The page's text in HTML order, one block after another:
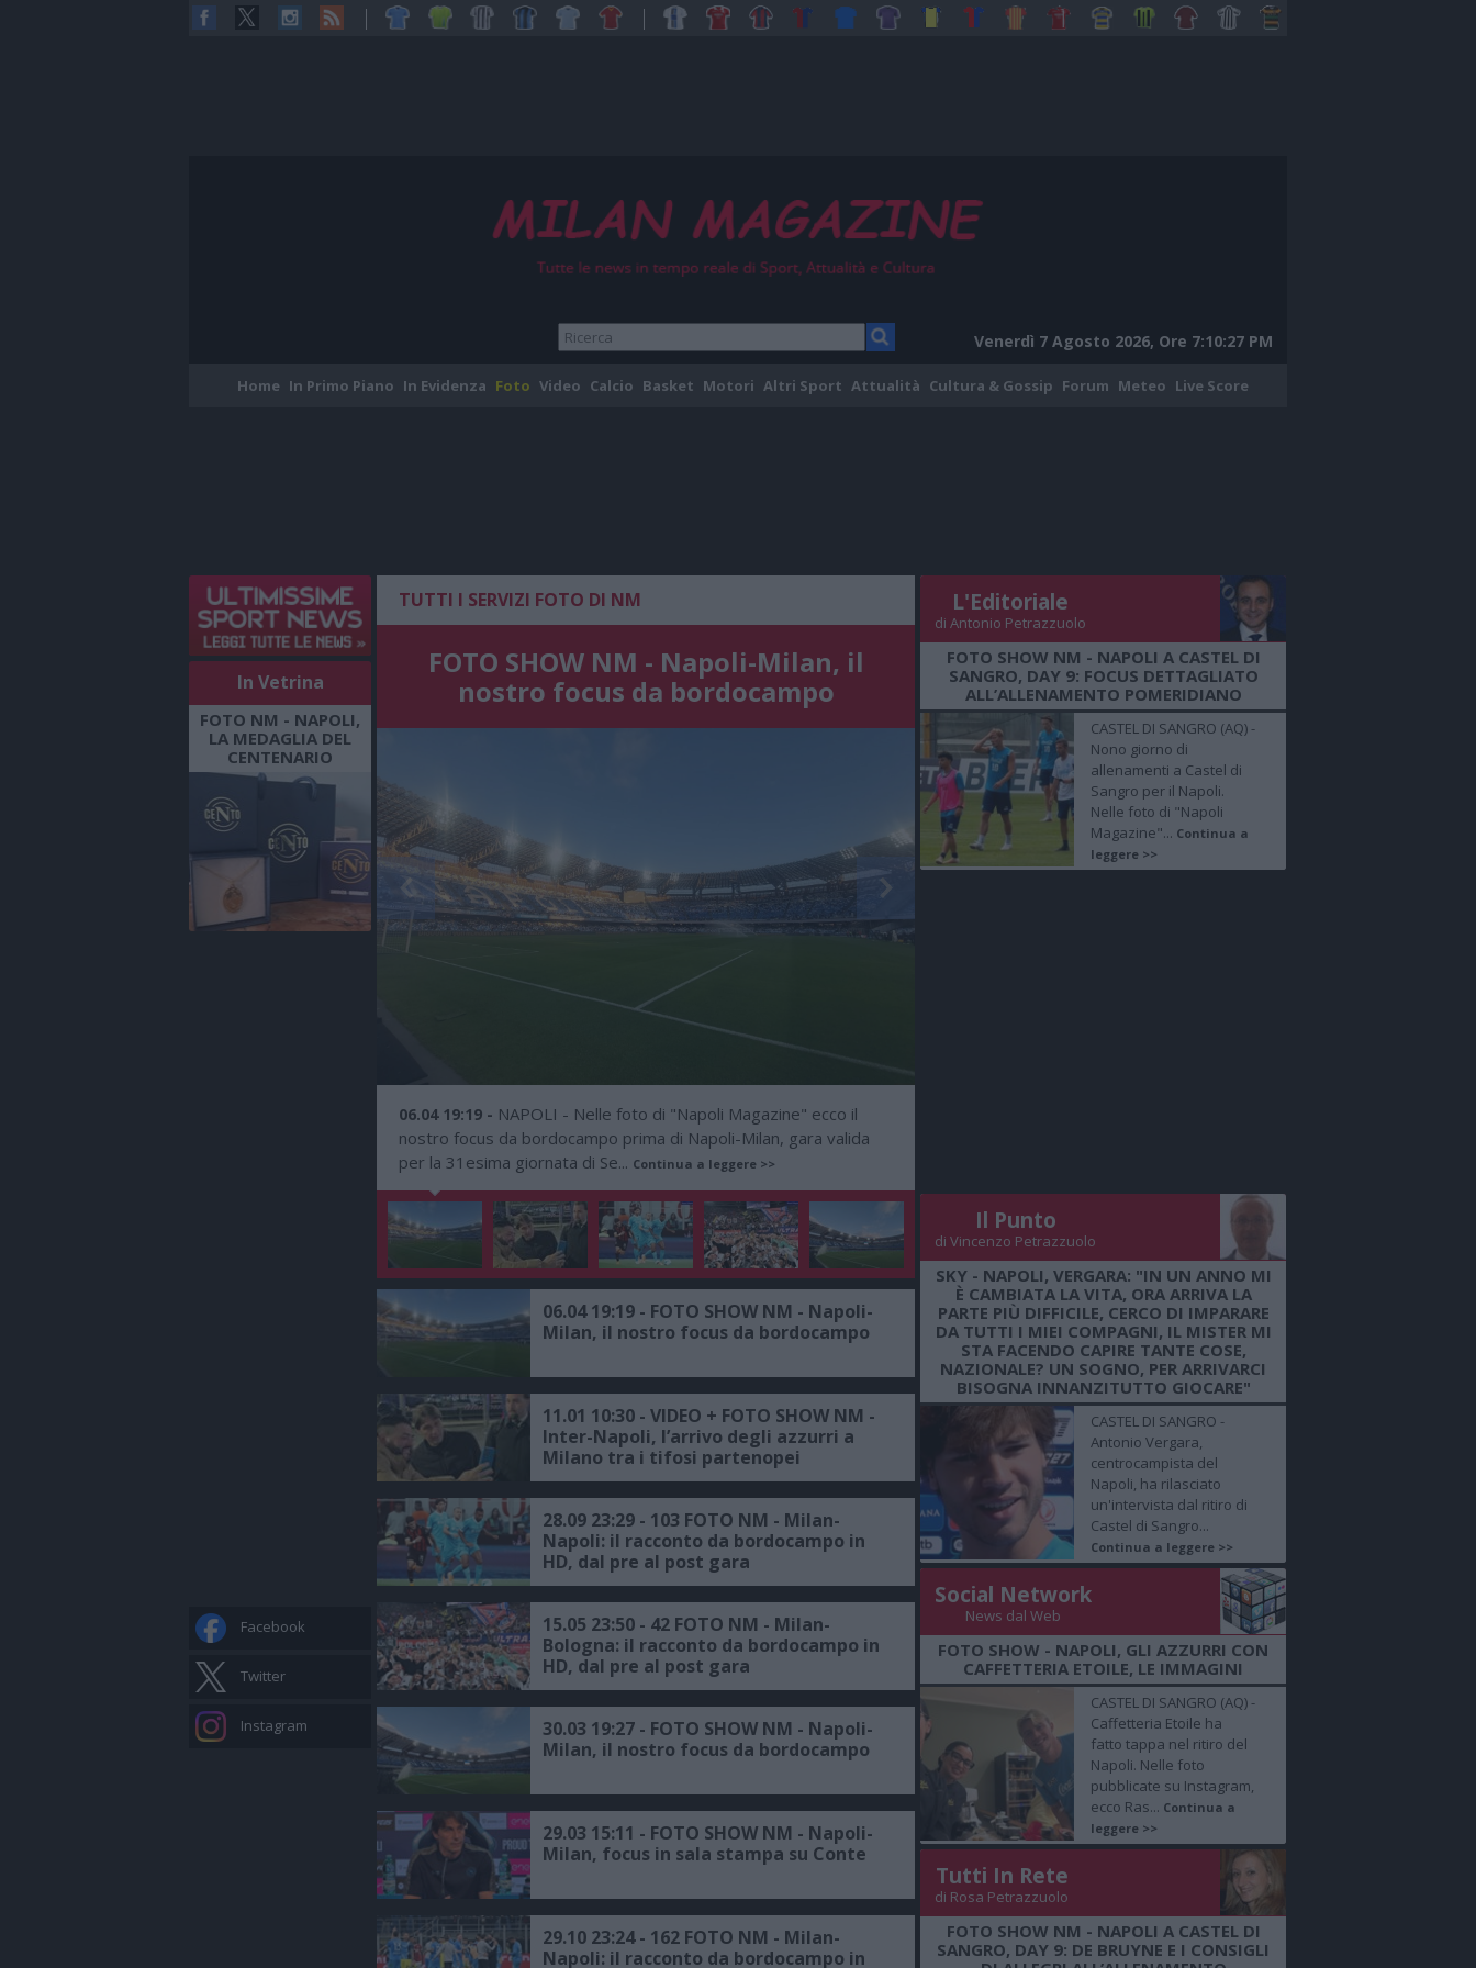
Venerdì 7 Agosto 2026, Ore 7:10:28 PM
Home In Primo Piano In Evidenza Foto Video Calcio Basket Motori Altri Sport Attualità Cultura & Gossip Forum Meteo Live Score
In Vetrina
FOTO NM - NAPOLI,
LA MEDAGLIA DEL
CENTENARIO
Facebook
Twitter
Instagram
TUTTI I SERVIZI FOTO DI NM
FOTO SHOW NM - Napoli-Milan, il
nostro focus da bordocampo
06.04 19:19 - NAPOLI - Nelle foto di "Napoli Magazine" ecco il
nostro focus da bordocampo prima di Napoli-Milan, gara valida
per la 31esima giornata di Se... Continua a leggere >>
06.04 19:19 - FOTO SHOW NM - Napoli-
Milan, il nostro focus da bordocampo
11.01 10:30 - VIDEO + FOTO SHOW NM -
Inter-Napoli, l’arrivo degli azzurri a
Milano tra i tifosi partenopei
28.09 23:29 - 103 FOTO NM - Milan-
Napoli: il racconto da bordocampo in
HD, dal pre al post gara
15.05 23:50 - 42 FOTO NM - Milan-
Bologna: il racconto da bordocampo in
HD, dal pre al post gara
30.03 19:27 - FOTO SHOW NM - Napoli-
Milan, il nostro focus da bordocampo
29.03 15:11 - FOTO SHOW NM - Napoli-
Milan, focus in sala stampa su Conte
29.10 23:24 - 162 FOTO NM - Milan-
Napoli: il racconto da bordocampo in
L'Editoriale
di Antonio Petrazzuolo
FOTO SHOW NM - NAPOLI A CASTEL DI
SANGRO, DAY 9: FOCUS DETTAGLIATO
ALL’ALLENAMENTO POMERIDIANO
CASTEL DI SANGRO (AQ) -
Nono giorno di
allenamenti a Castel di
Sangro per il Napoli.
Nelle foto di "Napoli
Magazine"... Continua a
leggere >>
Il Punto
di Vincenzo Petrazzuolo
SKY - NAPOLI, VERGARA: "IN UN ANNO MI
È CAMBIATA LA VITA, ORA ARRIVA LA
PARTE PIÙ DIFFICILE, CERCO DI IMPARARE
DA TUTTI I MIEI COMPAGNI, IL MISTER MI
STA FACENDO CAPIRE TANTE COSE,
NAZIONALE? UN SOGNO, PER ARRIVARCI
BISOGNA INNANZITUTTO GIOCARE"
CASTEL DI SANGRO -
Antonio Vergara,
centrocampista del
Napoli, ha rilasciato
un'intervista dal ritiro di
Castel di Sangro...
Continua a leggere >>
Social Network
News dal Web
FOTO SHOW - NAPOLI, GLI AZZURRI CON
CAFFETTERIA ETOILE, LE IMMAGINI
CASTEL DI SANGRO (AQ) -
Caffetteria Etoile ha
fatto tappa nel ritiro del
Napoli. Nelle foto
pubblicate su Instagram,
ecco Ras... Continua a
leggere >>
Tutti In Rete
di Rosa Petrazzuolo
FOTO SHOW NM - NAPOLI A CASTEL DI
SANGRO, DAY 9: DE BRUYNE E I CONSIGLI